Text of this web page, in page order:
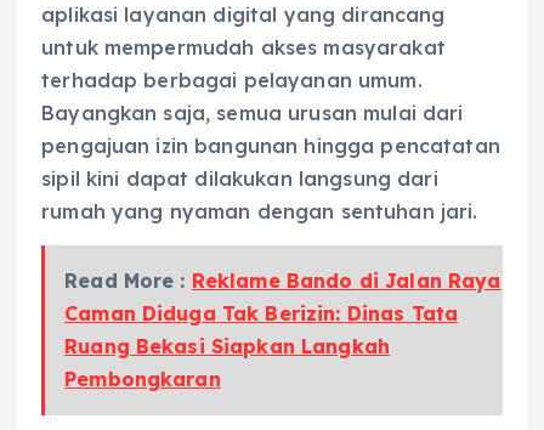
aplikasi layanan digital yang dirancang
untuk mempermudah akses masyarakat
terhadap berbagai pelayanan umum.
Bayangkan saja, semua urusan mulai dari
pengajuan izin bangunan hingga pencatatan
sipil kini dapat dilakukan langsung dari
rumah yang nyaman dengan sentuhan jari.
Read More : Reklame Bando di Jalan Raya
Caman Diduga Tak Berizin: Dinas Tata
Ruang Bekasi Siapkan Langkah
Pembongkaran